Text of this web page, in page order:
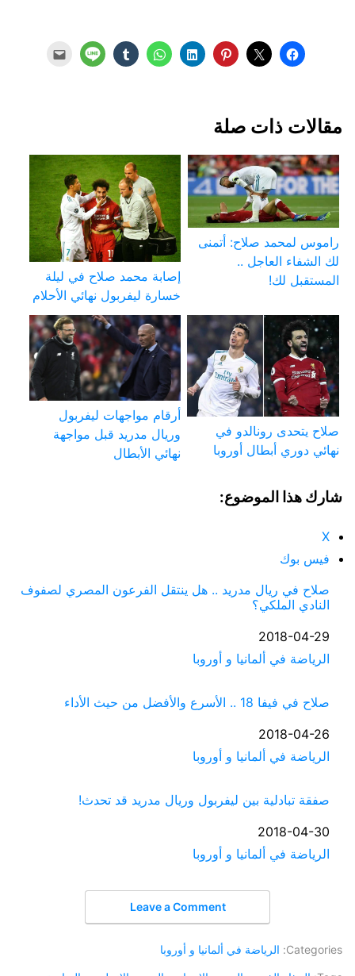
مقالات ذات صلة
راموس لمحمد صلاح: أتمنى
لك الشفاء العاجل ..
المستقبل لك!
إصابة محمد صلاح في ليلة
خسارة ليفربول نهائي الأحلام
صلاح يتحدى رونالدو في
نهائي دوري أبطال أوروبا
أرقام مواجهات ليفربول
وريال مدريد قبل مواجهة
نهائي الأبطال
شارك هذا الموضوع:
X
فيس بوك
صلاح في ريال مدريد .. هل ينتقل الفرعون المصري لصفوف
النادي الملكي؟
التاريخ
2018-04-29
في ما يتعلق بما يأتي
الرياضة في ألمانيا و أوروبا
صلاح في فيفا 18 .. الأسرع والأفضل من حيث الأداء
التاريخ
2018-04-26
في ما يتعلق بما يأتي
الرياضة في ألمانيا و أوروبا
صفقة تبادلية بين ليفربول وريال مدريد قد تحدث!
التاريخ
2018-04-30
في ما يتعلق بما يأتي
الرياضة في ألمانيا و أوروبا
Leave a Comment
Categories: الرياضة في ألمانيا و أوروبا